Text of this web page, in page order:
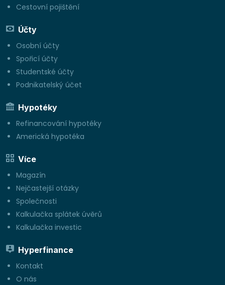
Cestovní pojištění
Účty
Osobní účty
Spořicí účty
Studentské účty
Podnikatelský účet
Hypotéky
Refinancování hypotéky
Americká hypotéka
Více
Magazín
Nejčastejší otázky
Společnosti
Kalkulačka splátek úvěrů
Kalkulačka investic
Hyperfinance
Kontakt
O nás